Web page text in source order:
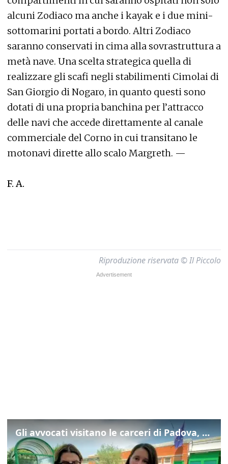
alcuni Zodiaco ma anche i kayak e i due mini-
sottomarini portati a bordo. Altri Zodiaco
saranno conservati in cima alla sovrastruttura a
metà nave. Una scelta strategica quella di
realizzare gli scafi negli stabilimenti Cimolai di
San Giorgio di Nogaro, in quanto questi sono
dotati di una propria banchina per l’attracco
delle navi che accede direttamente al canale
commerciale del Corno in cui transitano le
motonavi dirette allo scalo Margreth. —
F. A.
Riproduzione riservata © Il Piccolo
Gli avvocati visitano le carceri di Padova, ecco cosa hanno trovato